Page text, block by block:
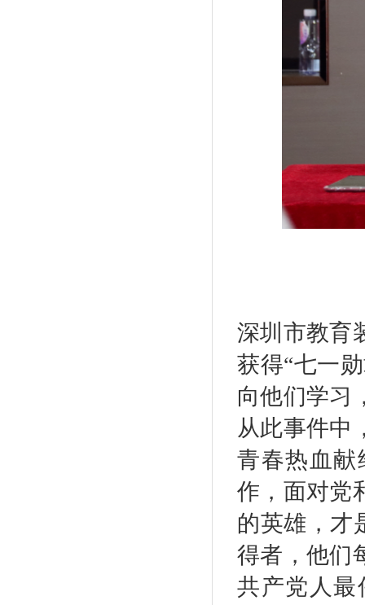
深圳市教育
获得“七一
向他们学习
从此事件中
青春热血献
作，面对党
的英雄，才
得者，他们
共产党人最